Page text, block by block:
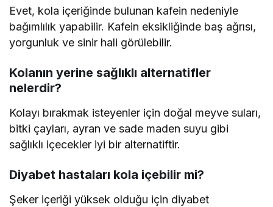
Evet, kola içeriğinde bulunan kafein nedeniyle
bağımlılık yapabilir. Kafein eksikliğinde baş ağrısı,
yorgunluk ve sinir hali görülebilir.
Kolanın yerine sağlıklı alternatifler
nelerdir?
Kolayı bırakmak isteyenler için doğal meyve suları,
bitki çayları, ayran ve sade maden suyu gibi
sağlıklı içecekler iyi bir alternatiftir.
Diyabet hastaları kola içebilir mi?
Şeker içeriği yüksek olduğu için diyabet